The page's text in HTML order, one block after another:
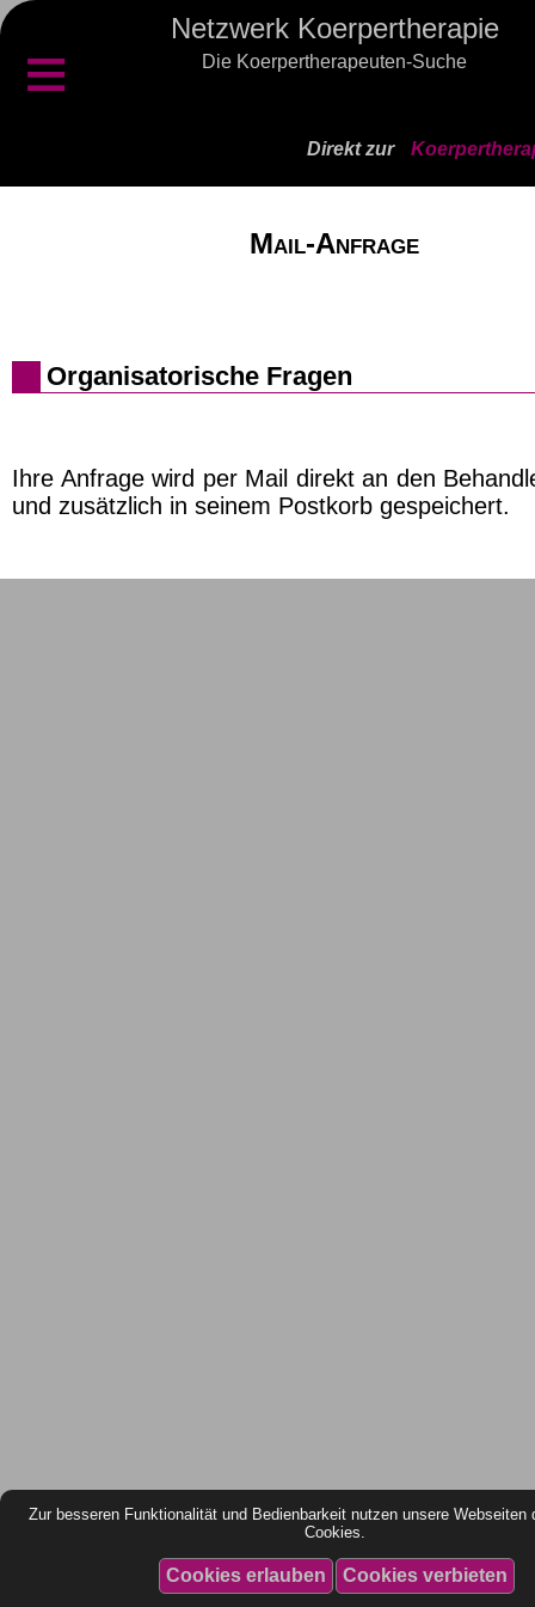
Zur besseren Funktionalität und Bedienbarkeit nutzen unsere Webseiten
Cookies.
Netzwerk Koerpertherapie
Die Koerpertherapeuten-Suche
≡
Direkt zur
Mail-Anfrage
Organisatorische Fragen
Ihre Anfrage wird per Mail direkt an den
und zusätzlich in seinem Postkorb gespeichert.